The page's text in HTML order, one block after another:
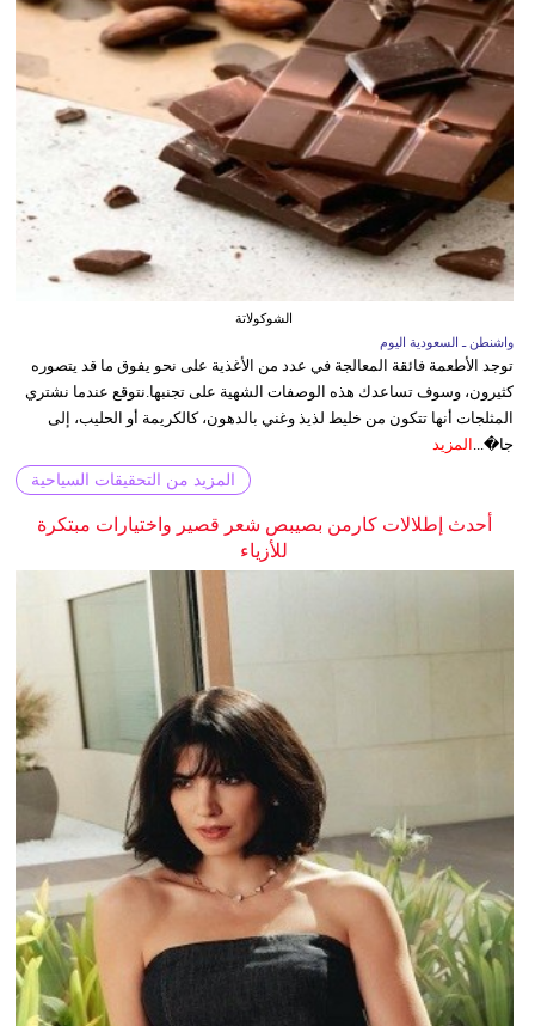
الشوكولاتة
واشنطن ـ السعودية اليوم
توجد الأطعمة فائقة المعالجة في عدد من الأغذية على نحو يفوق ما قد يتصوره
كثيرون، وسوف تساعدك هذه الوصفات الشهية على تجنبها.نتوقع عندما نشتري
المثلجات أنها تتكون من خليط لذيذ وغني بالدهون، كالكريمة أو الحليب، إلى
جا�... المزيد
المزيد من التحقيقات السياحية
أحدث إطلالات كارمن بصيبص شعر قصير واختيارات مبتكرة
للأزياء